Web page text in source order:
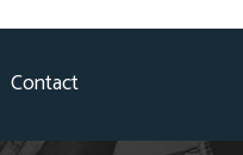
Contact